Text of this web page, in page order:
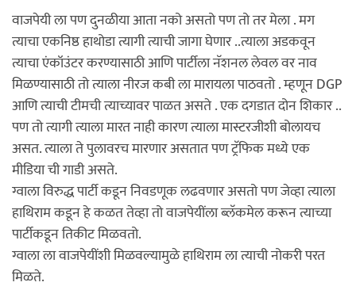
वाजपेयी ला पण दुनळीया आता नको असतो पण तो तर मेला . मग
त्याचा एकनिष्ठ हाथोडा त्यागी त्याची जागा घेणार ..त्याला अडकवून
त्याचा एंकॉउंटर करण्यासाठी आणि पार्टीला नॅशनल लेवल वर नाव
मिळण्यासाठी तो त्याला नीरज कबी ला मारायला पाठवतो . म्हणून DGP
आणि त्याची टीमची त्याच्यावर पाळत असते . एक दगडात दोन शिकार ..
पण तो त्यागी त्याला मारत नाही कारण त्याला मास्टरजीशी बोलायच
असत. त्याला ते पुलावरच मारणार असतात पण ट्रॅफिक मध्ये एक
मीडिया ची गाडी असते.
ग्वाला विरुद्ध पार्टी कडून निवडणूक लढवणार असतो पण जेव्हा त्याला
हाथिराम कडून हे कळत तेव्हा तो वाजपेयींला ब्लॅकमेल करून त्याच्या
पार्टीकडून तिकीट मिळवतो.
ग्वाला ला वाजपेयींशी मिळवल्यामुळे हाथिराम ला त्याची नोकरी परत
मिळते.